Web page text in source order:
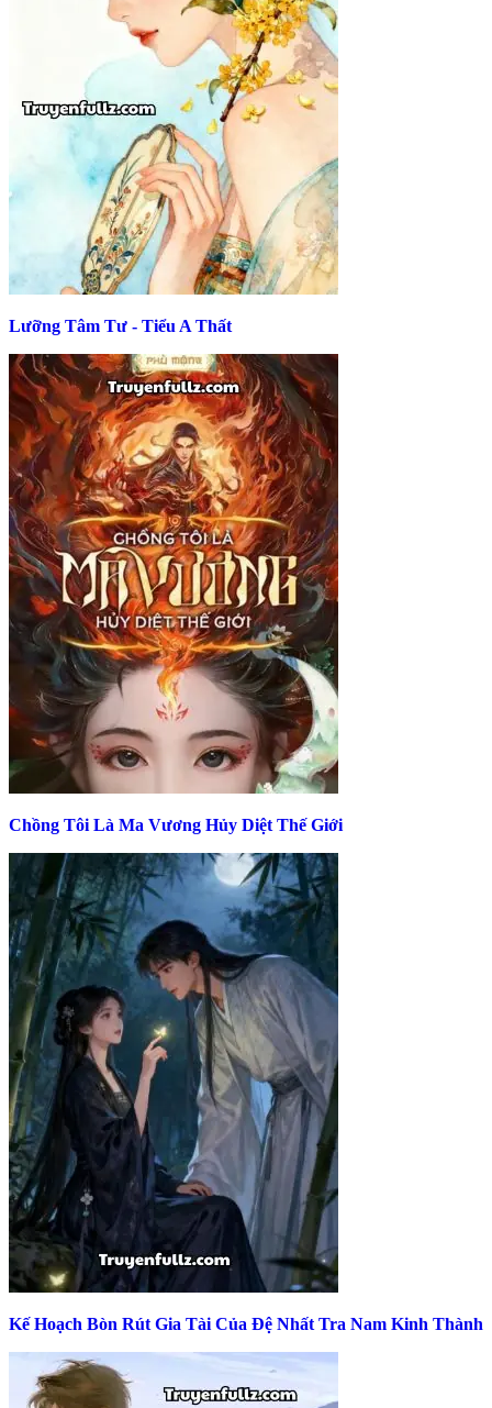
Lưỡng Tâm Tư - Tiểu A Thất
Chồng Tôi Là Ma Vương Hủy Diệt Thế Giới
Kế Hoạch Bòn Rút Gia Tài Của Đệ Nhất Tra Nam Kinh Thành